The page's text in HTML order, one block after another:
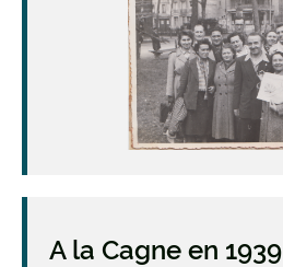
A la Cagne en 1939